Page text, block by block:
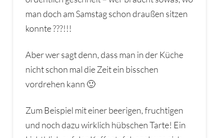
man doch am Samstag schon draußen sitzen
konnte ???!!!
Aber wer sagt denn, dass man in der Küche
nicht schon mal die Zeit ein bisschen
vordrehen kann 🙂
Zum Beispiel mit einer beerigen, fruchtigen
und noch dazu wirklich hübschen Tarte! Ein